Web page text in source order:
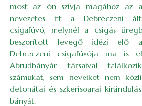
most az ón szívja magához az
nevezetes itt a Debreczeni
csigafúvó, melynél a csigás
beszorított levegő idézi elő a
Debreczeni csigafúvója ma is
Abrudbányán társaival
számukat, sem neveiket nem
detonátai és szkerisoarai
bányát.